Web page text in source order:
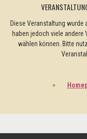
Diese Veranstaltung
haben jedoch viele andere
wählen können. Bitte